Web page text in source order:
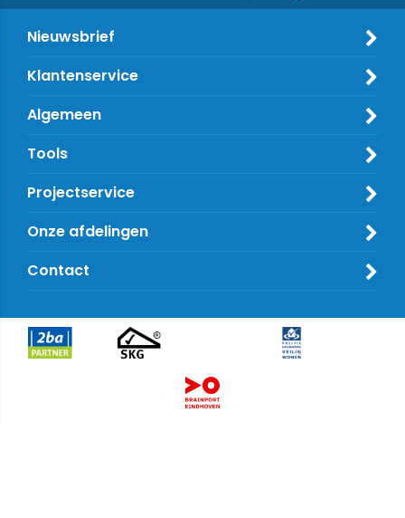
Nieuwsbrief
Klantenservice
Algemeen
Tools
Projectservice
Onze afdelingen
Contact